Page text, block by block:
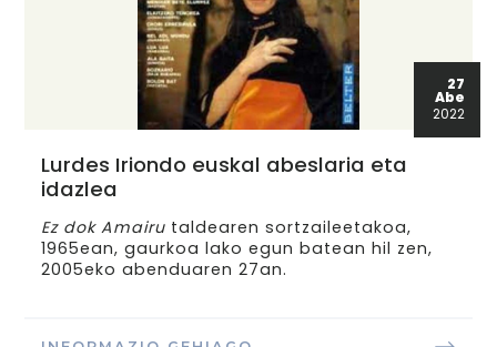
27
Abe
2022
Lurdes Iriondo euskal abeslaria eta
idazlea
Ez dok Amairutaldearen sortzaileetakoa,
1965ean, gaurkoa lako egun batean hil zen,
2005eko abenduaren 27an.